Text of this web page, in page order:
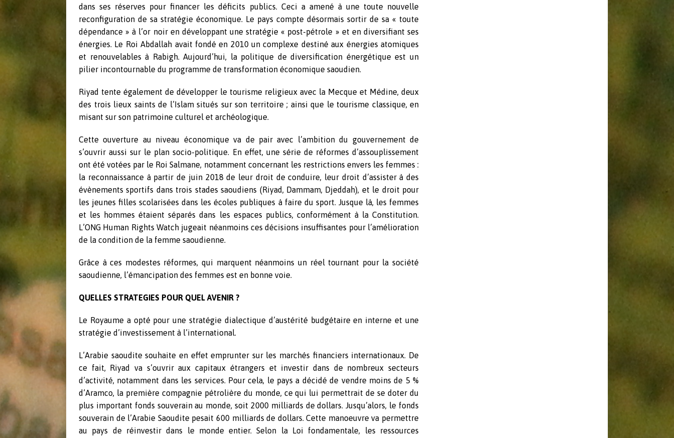
dans ses réserves pour financer les déficits publics. Ceci a amené à une toute nouvelle
reconfiguration de sa stratégie économique. Le pays compte désormais sortir de sa « toute
dépendance » à l’or noir en développant une stratégie « post-pétrole » et en diversifiant ses
énergies. Le Roi Abdallah avait fondé en 2010 un complexe destiné aux énergies atomiques
et renouvelables à Rabigh. Aujourd’hui, la politique de diversification énergétique est un
pilier incontournable du programme de transformation économique saoudien.
Riyad tente également de développer le tourisme religieux avec la Mecque et Médine, deux
des trois lieux saints de l’Islam situés sur son territoire ; ainsi que le tourisme classique, en
misant sur son patrimoine culturel et archéologique.
Cette ouverture au niveau économique va de pair avec l’ambition du gouvernement de
s’ouvrir aussi sur le plan socio-politique. En effet, une série de réformes d’assouplissement
ont été votées par le Roi Salmane, notamment concernant les restrictions envers les femmes :
la reconnaissance à partir de juin 2018 de leur droit de conduire, leur droit d’assister à des
évènements sportifs dans trois stades saoudiens (Riyad, Dammam, Djeddah), et le droit pour
les jeunes filles scolarisées dans les écoles publiques à faire du sport. Jusque là, les femmes
et les hommes étaient séparés dans les espaces publics, conformément à la Constitution.
L’ONG Human Rights Watch jugeait néanmoins ces décisions insuffisantes pour l’amélioration
de la condition de la femme saoudienne.
Grâce à ces modestes réformes, qui marquent néanmoins un réel tournant pour la société
saoudienne, l’émancipation des femmes est en bonne voie.
QUELLES STRATEGIES POUR QUEL AVENIR ?
Le Royaume a opté pour une stratégie dialectique d’austérité budgétaire en interne et une
stratégie d’investissement à l’international.
L’Arabie saoudite souhaite en effet emprunter sur les marchés financiers internationaux. De
ce fait, Riyad va s’ouvrir aux capitaux étrangers et investir dans de nombreux secteurs
d’activité, notamment dans les services. Pour cela, le pays a décidé de vendre moins de 5 %
d’Aramco, la première compagnie pétrolière du monde, ce qui lui permettrait de se doter du
plus important fonds souverain au monde, soit 2000 milliards de dollars. Jusqu’alors, le fonds
souverain de l’Arabie Saoudite pesait 600 milliards de dollars. Cette manoeuvre va permettre
au pays de réinvestir dans le monde entier. Selon la Loi fondamentale, les ressources